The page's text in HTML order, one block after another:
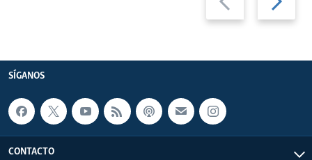
slide
slide
SÍGANOS
CONTACTO